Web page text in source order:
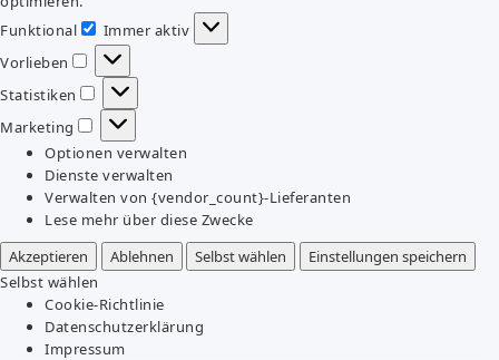
Funktional
Funktional
Immer aktiv
Vorlieben
Vorlieben
Statistiken
Statistiken
Marketing
Marketing
Optionen verwalten
Dienste verwalten
Verwalten von {vendor_count}-Lieferanten
Lese mehr über diese Zwecke
Akzeptieren
Ablehnen Selbst wählen
Einstellungen speichern
Selbst wählen
Cookie-Richtlinie
Datenschutzerklärung
Impressum